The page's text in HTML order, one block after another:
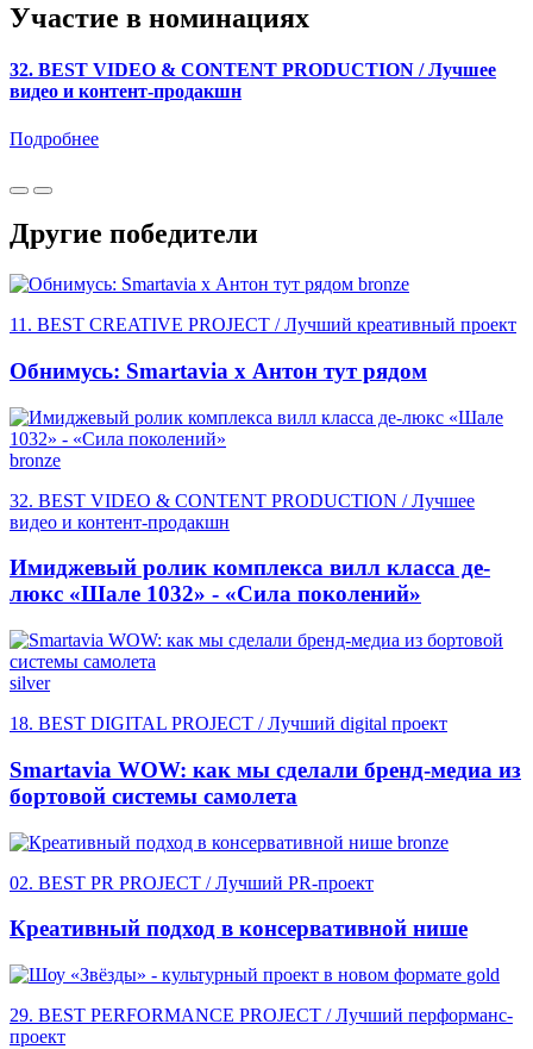
Участие в номинациях
32. BEST VIDEO & CONTENT PRODUCTION / Лучшее
видео и контент-продакшн
Подробнее
Другие победители
bronze
11. BEST CREATIVE PROJECT / Лучший креативный проект
Обнимусь: Smartavia x Антон тут рядом
bronze
32. BEST VIDEO & CONTENT PRODUCTION / Лучшее
видео и контент-продакшн
Имиджевый ролик комплекса вилл класса де-
люкс «Шале 1032» - «Сила поколений»
silver
18. BEST DIGITAL PROJECT / Лучший digital проект
Smartavia WOW: как мы сделали бренд-медиа из
бортовой системы самолета
bronze
02. BEST PR PROJECT / Лучший PR-проект
Креативный подход в консервативной нише
gold
29. BEST PERFORMANCE PROJECT / Лучший перформанс-
проект